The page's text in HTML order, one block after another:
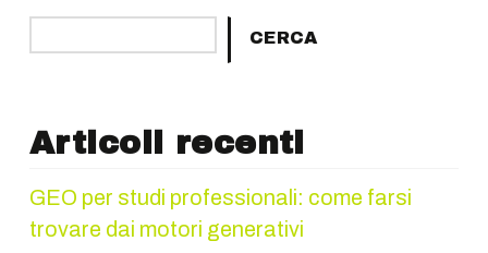
CERCA
Articoli recenti
GEO per studi professionali: come farsi
trovare dai motori generativi